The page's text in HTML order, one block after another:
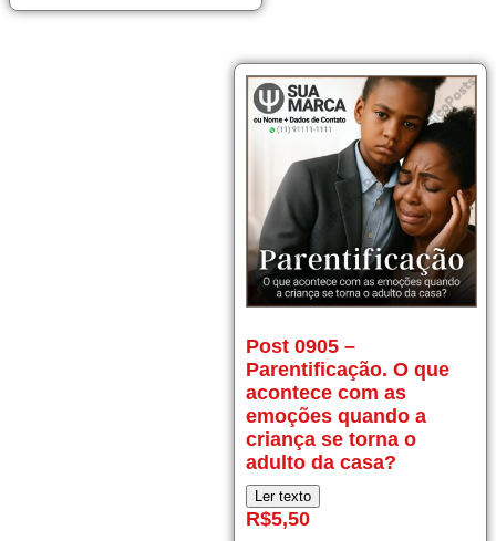
0905
–
Parentificação.
O
que
acontece
com
as
emoções
quando
Post 0905 –
Parentificação. O que
acontece com as
emoções quando a
criança se torna o
adulto da casa?
Ler texto
R$5,50